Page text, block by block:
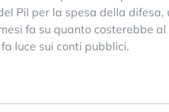
Pil per la spesa della difesa,
fa su quanto costerebbe al
luce sui conti pubblici.